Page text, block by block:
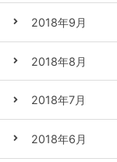
2018年9月
2018年8月
2018年7月
2018年6月